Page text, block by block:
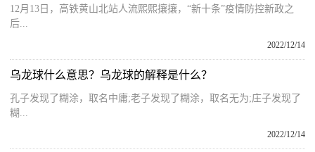
12月13日，高铁黄山北站人流熙熙攘攘，“新十条”疫情防控新政之
后...
2022/12/14
乌龙球什么意思？乌龙球的解释是什么？
孔子发现了糊涂，取名中庸;老子发现了糊涂，取名无为;庄子发现了
糊...
2022/12/14